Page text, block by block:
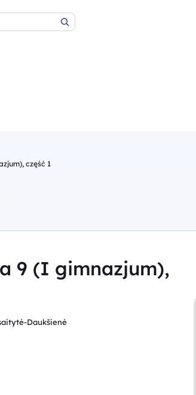
Paieška
część 1
9 (I gimnazjum),
Daukšienė